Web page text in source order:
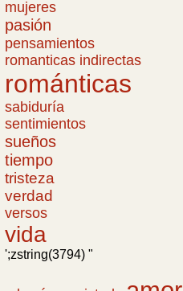
mujeres
pasión
pensamientos
romanticas indirectas
románticas
sabiduría
sentimientos
sueños
tiempo
tristeza
verdad
versos
vida
';zstring(3794) "